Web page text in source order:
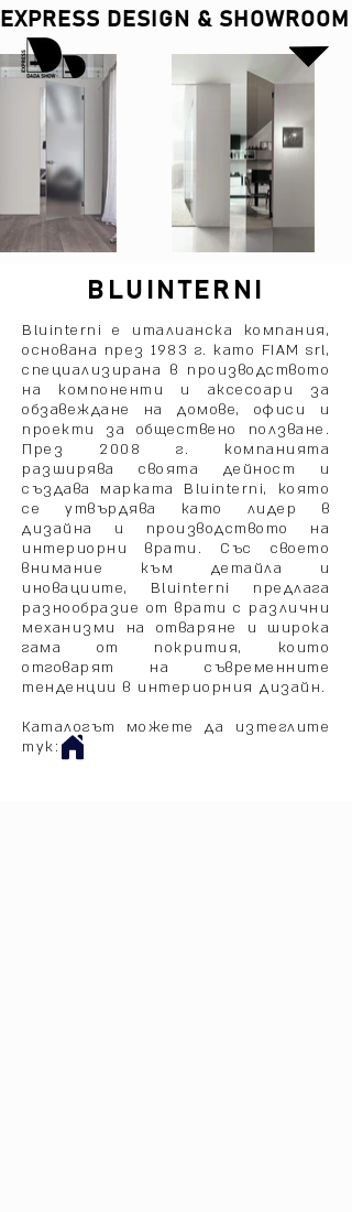
EXPRESS DESIGN & SHOWROOM
BLUINTERNI
Bluinterni е италианска компания,
основана през 1983 г. като FIAM srl,
специализирана в производството
на компоненти и аксесоари за
обзавеждане на домове, офиси и
проекти за обществено ползване.
През 2008 г. компанията
разширява своята дейност и
създава марката Bluinterni, която
се утвърдява като лидер в
дизайна и производството на
интериорни врати. Със своето
внимание към детайла и
иновациите, Bluinterni предлага
разнообразие от врати с различни
механизми на отваряне и широка
гама от покрития, които
отговарят на съвременните
тенденции в интериорния дизайн.
Каталогът можете да изтеглите
тук: